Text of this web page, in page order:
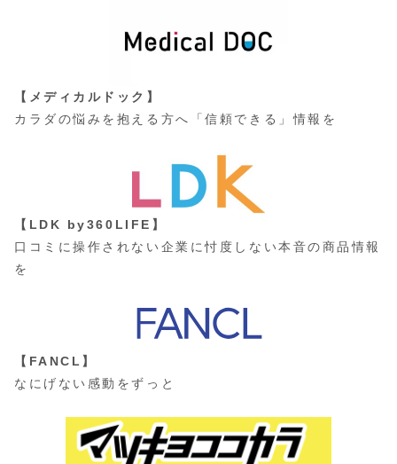
【メディカルドック】
カラダの悩みを抱える方へ「信頼できる」情報を
【LDK by360LIFE】
口コミに操作されない企業に忖度しない本音の商品情報
を
【FANCL】
なにげない感動をずっと